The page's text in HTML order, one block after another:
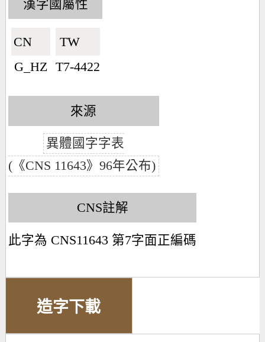
漢字國屬性
CN🇨🇳
G_HZ
TW🇹🇼
T7-4422
來源
異體國字字表
(《CNS 11643》96年公布)
CNS註解
此字為 CNS11643 第7字面正編碼
造字下載